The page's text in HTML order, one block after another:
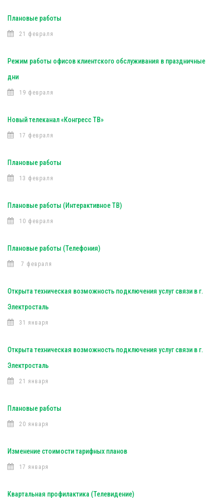
Плановые работы
21 февраля
Режим работы офисов клиентского обслуживания в праздничные
дни
19 февраля
Новый телеканал «Конгресс ТВ»
17 февраля
Плановые работы
13 февраля
Плановые работы (Интерактивное ТВ)
10 февраля
Плановые работы (Телефония)
7 февраля
Открыта техническая возможность подключения услуг связи в г.
Электросталь
31 января
Открыта техническая возможность подключения услуг связи в г.
Электросталь
21 января
Плановые работы
20 января
Изменение стоимости тарифных планов
17 января
Квартальная профилактика (Телевидение)